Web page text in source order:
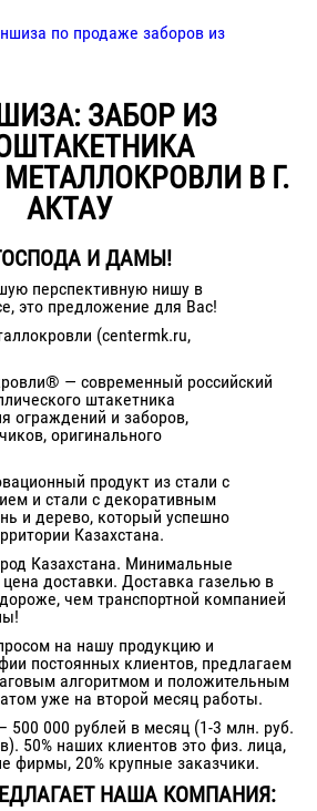
по продаже заборов из
ЗАБОР ИЗ
В Г.
АКТАУ
И ДАМЫ!
перспективную нишу в
это предложение для Вас!
(centermk.ru,
— современный российский
штакетника
ограждений и заборов,
оригинального
продукт из стали с
и стали с декоративным
и дерево, который успешно
Казахстана.
Казахстана. Минимальные
доставки. Доставка газелью в
чем транспортной компанией
на нашу продукцию и
постоянных клиентов, предлагаем
алгоритмом и положительным
уже на второй месяц работы.
500 000 рублей в месяц (1-3 млн. руб.
50% наших клиентов это физ. лица,
фирмы, 20% крупные заказчики.
НАША КОМПАНИЯ: